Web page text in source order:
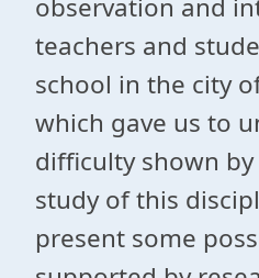
observation and
teachers and
school in the city
which gave us to
difficulty shown
study of this
present some